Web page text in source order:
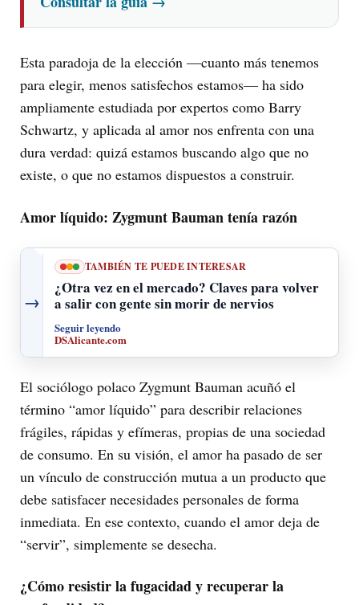
Esta paradoja de la elección —cuanto más tenemos
para elegir, menos satisfechos estamos— ha sido
ampliamente estudiada por expertos como Barry
Schwartz, y aplicada al amor nos enfrenta con una
dura verdad: quizá estamos buscando algo que no
existe, o que no estamos dispuestos a construir.
Amor líquido: Zygmunt Bauman tenía razón
→
TAMBIÉN TE PUEDE INTERESAR
¿Otra vez en el mercado? Claves para volver
a salir con gente sin morir de nervios
Seguir leyendo
DSAlicante.com
El sociólogo polaco Zygmunt Bauman acuñó el
término “amor líquido” para describir relaciones
frágiles, rápidas y efímeras, propias de una sociedad
de consumo. En su visión, el amor ha pasado de ser
un vínculo de construcción mutua a un producto que
debe satisfacer necesidades personales de forma
inmediata. En ese contexto, cuando el amor deja de
“servir”, simplemente se desecha.
¿Cómo resistir la fugacidad y recuperar la